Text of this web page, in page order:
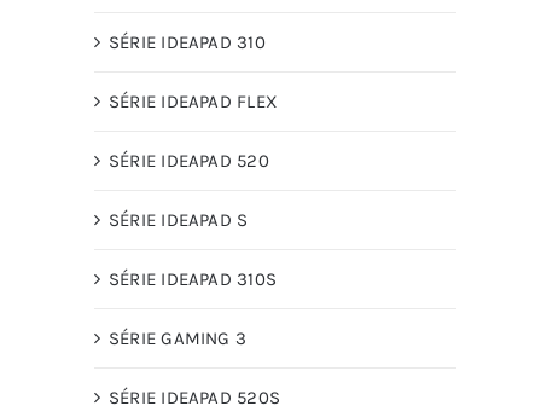
SÉRIE IDEAPAD 310
SÉRIE IDEAPAD FLEX
SÉRIE IDEAPAD 520
SÉRIE IDEAPAD S
SÉRIE IDEAPAD 310S
SÉRIE GAMING 3
SÉRIE IDEAPAD 520S